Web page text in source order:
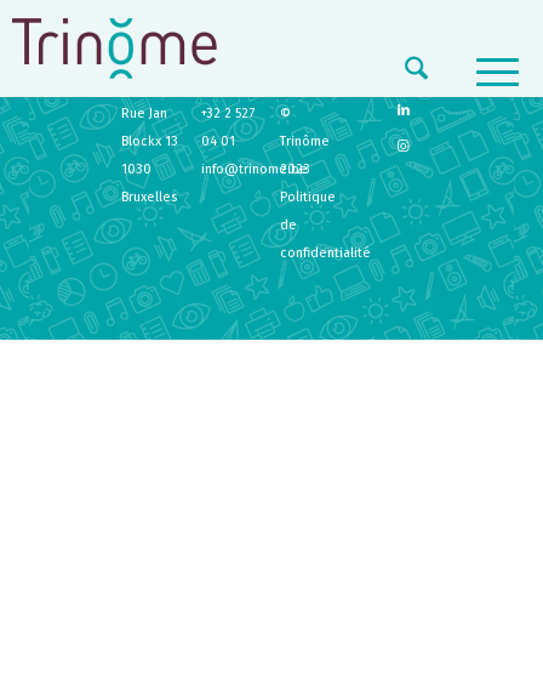
TRINÔME
Rue Jan
Blockx 13
1030
Bruxelles
+32 2 527
04 01
info@trinome.be
©
Trinôme
2023
Politique
de
confidentialité